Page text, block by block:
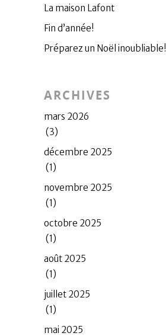
La maison Lafont
Fin d’année!
Préparez un Noël inoubliable!
ARCHIVES
mars 2026
(3)
décembre 2025
(1)
novembre 2025
(1)
octobre 2025
(1)
août 2025
(1)
juillet 2025
(1)
mai 2025